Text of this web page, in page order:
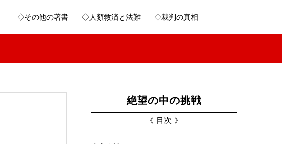
◇その他の著書 ◇人類救済と法難 ◇裁判の真相
絶望の中の挑戦
《 目次 》